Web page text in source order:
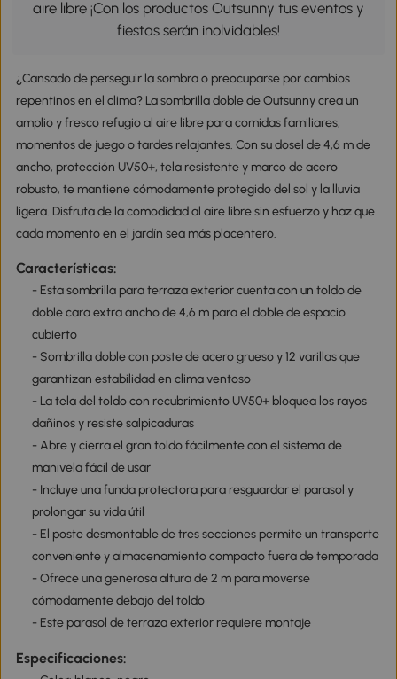
aire libre ¡Con los productos Outsunny tus eventos y
fiestas serán inolvidables!
¿Cansado de perseguir la sombra o preocuparse por cambios
repentinos en el clima? La sombrilla doble de Outsunny crea un
amplio y fresco refugio al aire libre para comidas familiares,
momentos de juego o tardes relajantes. Con su dosel de 4,6 m de
ancho, protección UV50+, tela resistente y marco de acero
robusto, te mantiene cómodamente protegido del sol y la lluvia
ligera. Disfruta de la comodidad al aire libre sin esfuerzo y haz que
cada momento en el jardín sea más placentero.
Características:
- Esta sombrilla para terraza exterior cuenta con un toldo de
doble cara extra ancho de 4,6 m para el doble de espacio
cubierto
- Sombrilla doble con poste de acero grueso y 12 varillas que
garantizan estabilidad en clima ventoso
- La tela del toldo con recubrimiento UV50+ bloquea los rayos
dañinos y resiste salpicaduras
- Abre y cierra el gran toldo fácilmente con el sistema de
manivela fácil de usar
- Incluye una funda protectora para resguardar el parasol y
prolongar su vida útil
- El poste desmontable de tres secciones permite un transporte
conveniente y almacenamiento compacto fuera de temporada
- Ofrece una generosa altura de 2 m para moverse
cómodamente debajo del toldo
- Este parasol de terraza exterior requiere montaje
Especificaciones: